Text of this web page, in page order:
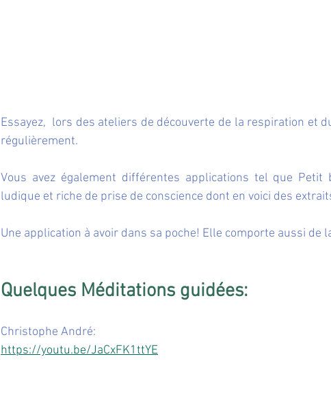
Essayez,  lors des ateliers de découverte de la respiration et
régulièrement.
Vous avez également différentes applications tel que Petit
ludique et riche de prise de conscience dont en voici des
Une application à avoir dans sa poche! Elle comporte aussi de
Quelques Méditations guidées:
Christophe André:
https://youtu.be/JaCxFK1ttYE